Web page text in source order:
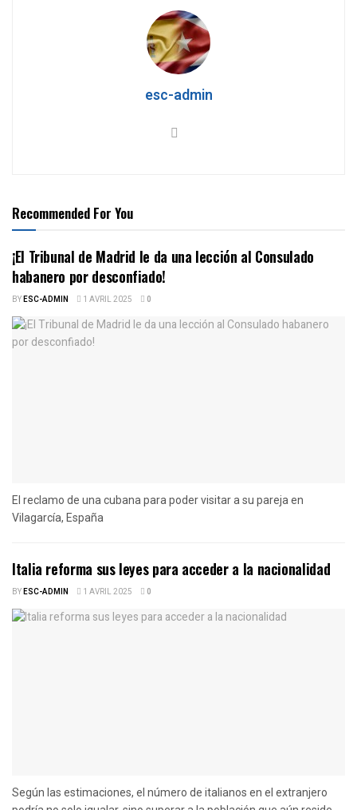
esc-admin
Recommended For You
¡El Tribunal de Madrid le da una lección al Consulado
habanero por desconfiado!
BYESC-ADMIN 1 AVRIL 2025 0
El reclamo de una cubana para poder visitar a su pareja en
Vilagarcía, España
Italia reforma sus leyes para acceder a la nacionalidad
BYESC-ADMIN 1 AVRIL 2025 0
Según las estimaciones, el número de italianos en el extranjero